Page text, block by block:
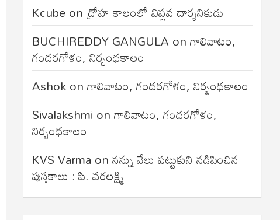
Kcubeonద్రోహ కాలంలో విప్లవ దార్శనికుడు
BUCHIREDDY GANGULA onగాలివాటం,
గందరగోళం, నిర్బంధకాలం
Ashokonగాలివాటం, గందరగోళం, నిర్బంధకాలం
Sivalakshmi onగాలివాటం, గందరగోళం,
నిర్బంధకాలం
KVS Varma onనన్ను వేలు పట్టుకుని నడిపించిన
పుస్తకాలు : పి. వరలక్ష్మి